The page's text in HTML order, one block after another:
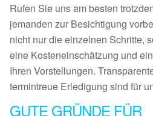
Rufen Sie uns am besten
jemanden zur Besichtigung
nicht nur die einzelnen Schritte,
eine Kosteneinschätzung und
Ihren Vorstellungen.
termintreue Erledigung sind für
GUTE GRÜNDE FÜR